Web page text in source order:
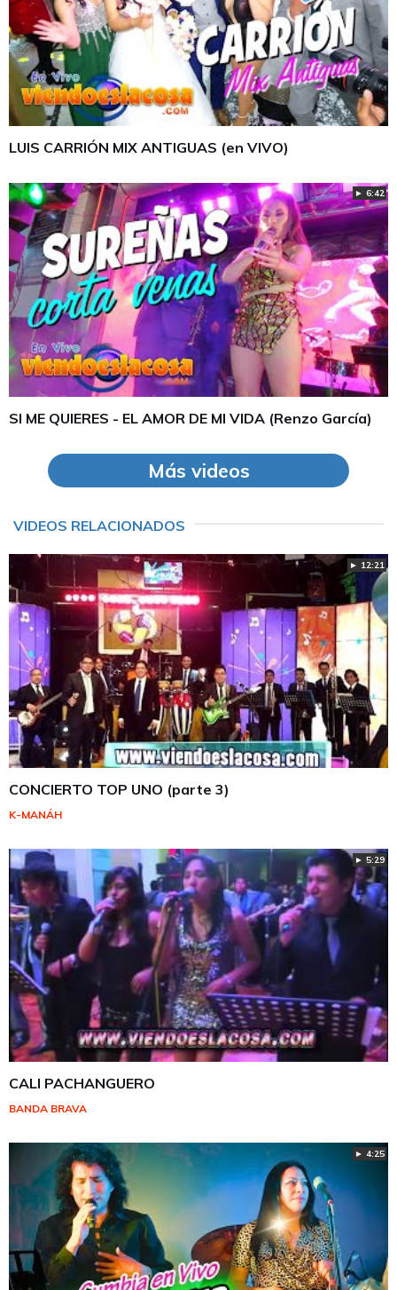
LUIS CARRIÓN MIX ANTIGUAS (en VIVO)
► 6:42
SI ME QUIERES - EL AMOR DE MI VIDA (Renzo García)
Más videos
VIDEOS RELACIONADOS
► 12:21
CONCIERTO TOP UNO (parte 3)
K-MANÁH
► 5:29
CALI PACHANGUERO
BANDA BRAVA
► 4:25